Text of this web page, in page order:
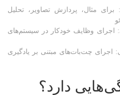
مثال، پردازش تصاویر، تحلیل
اجرای وظایف خودکار در سیستم‌های
چت‌بات‌های مبتنی بر یادگیری
دارد؟